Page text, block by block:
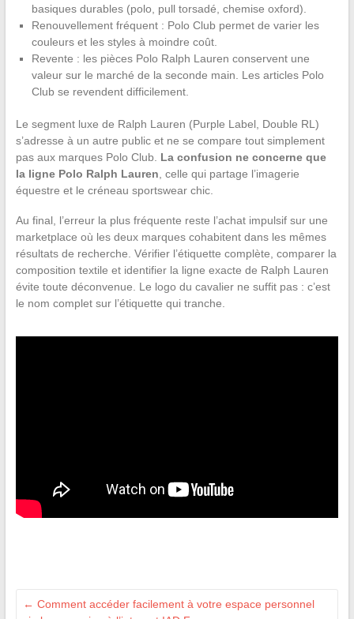
basiques durables (polo, pull torsadé, chemise oxford).
Renouvellement fréquent : Polo Club permet de varier les
couleurs et les styles à moindre coût.
Revente : les pièces Polo Ralph Lauren conservent une
valeur sur le marché de la seconde main. Les articles Polo
Club se revendent difficilement.
Le segment luxe de Ralph Lauren (Purple Label, Double RL)
s’adresse à un autre public et ne se compare tout simplement
pas aux marques Polo Club. La confusion ne concerne que
la ligne Polo Ralph Lauren, celle qui partage l’imagerie
équestre et le créneau sportswear chic.
Au final, l’erreur la plus fréquente reste l’achat impulsif sur une
marketplace où les deux marques cohabitent dans les mêmes
résultats de recherche. Vérifier l’étiquette complète, comparer la
composition textile et identifier la ligne exacte de Ralph Lauren
évite toute déconvenue. Le logo du cavalier ne suffit pas : c’est
le nom complet sur l’étiquette qui tranche.
← Comment accéder facilement à votre espace personnel